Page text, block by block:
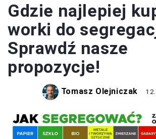
Gdzie najlepiej
worki do
Sprawdź nasze
propozycje!
Tomasz Olejniczak